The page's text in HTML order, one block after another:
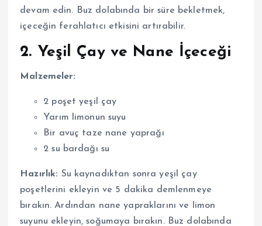
devam edin. Buz dolabında bir süre bekletmek,
içeceğin ferahlatıcı etkisini artırabilir.
2. Yeşil Çay ve Nane İçeceği
Malzemeler:
2 poşet yeşil çay
Yarım limonun suyu
Bir avuç taze nane yaprağı
2 su bardağı su
Hazırlık: Su kaynadıktan sonra yeşil çay
poşetlerini ekleyin ve 5 dakika demlenmeye
bırakın. Ardından nane yapraklarını ve limon
suyunu ekleyin, soğumaya bırakın. Buz dolabında